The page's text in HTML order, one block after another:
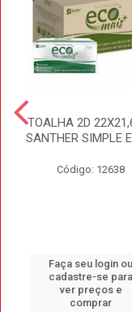
TOALHA 2D
SANTHER SIMPLE
Código: 12638
Faça seu login ou
cadastre-se para
ver preços e
comprar